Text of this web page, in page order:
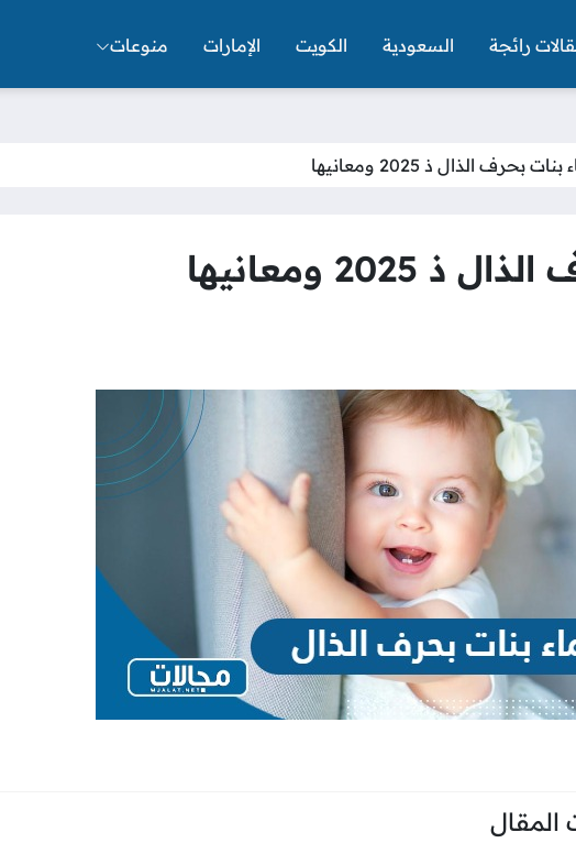
رائجة السعودية الكويت الإمارات منوعات
بحرف الذال ذ 2025 ومعانيها
ومعانيها
المقال